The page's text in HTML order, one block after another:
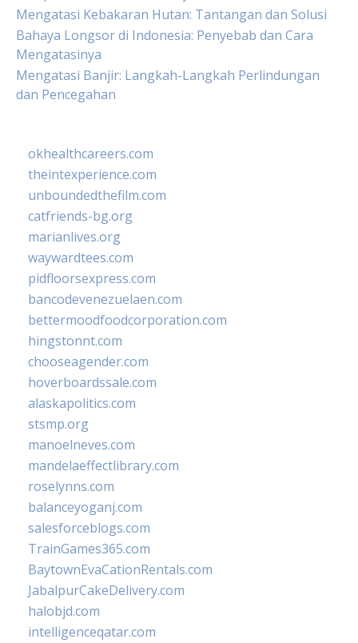
Mengatasi Kebakaran Hutan: Tantangan dan Solusi
Bahaya Longsor di Indonesia: Penyebab dan Cara
Mengatasinya
Mengatasi Banjir: Langkah-Langkah Perlindungan
dan Pencegahan
okhealthcareers.com
theintexperience.com
unboundedthefilm.com
catfriends-bg.org
marianlives.org
waywardtees.com
pidfloorsexpress.com
bancodevenezuelaen.com
bettermoodfoodcorporation.com
hingstonnt.com
chooseagender.com
hoverboardssale.com
alaskapolitics.com
stsmp.org
manoelneves.com
mandelaeffectlibrary.com
roselynns.com
balanceyoganj.com
salesforceblogs.com
TrainGames365.com
BaytownEvaCationRentals.com
JabalpurCakeDelivery.com
halobjd.com
intelligenceqatar.com